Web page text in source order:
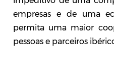
empresas e de uma
permita uma maior
pessoas e parceiros